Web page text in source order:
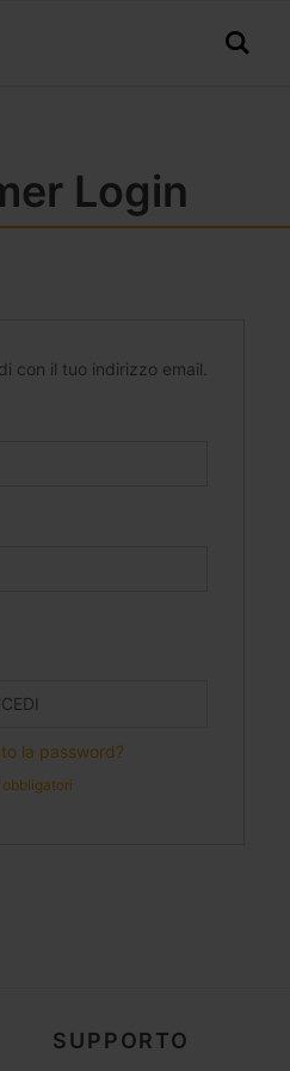
Login
con il tuo indirizzo email.
la password?
SUPPORTO